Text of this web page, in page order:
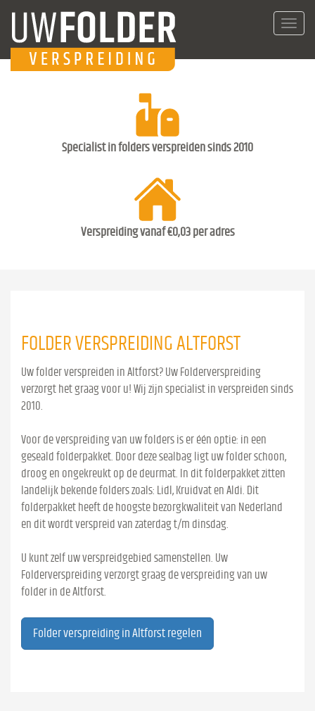
Specialist in folders verspreiden sinds 2010
Verspreiding vanaf €0,03 per adres
FOLDER VERSPREIDING ALTFORST
Uw folder verspreiden in Altforst? Uw Folderverspreiding
verzorgt het graag voor u! Wij zijn specialist in verspreiden sinds
2010.
Voor de verspreiding van uw folders is er één optie: in een
geseald folderpakket. Door deze sealbag ligt uw folder schoon,
droog en ongekreukt op de deurmat. In dit folderpakket zitten
landelijk bekende folders zoals: Lidl, Kruidvat en Aldi. Dit
folderpakket heeft de hoogste bezorgkwaliteit van Nederland
en dit wordt verspreid van zaterdag t/m dinsdag.
U kunt zelf uw verspreidgebied samenstellen. Uw
Folderverspreiding verzorgt graag de verspreiding van uw
folder in de Altforst.
Folder verspreiding in Altforst regelen